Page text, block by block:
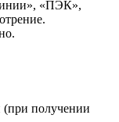
«ПЭК»,
(при получении